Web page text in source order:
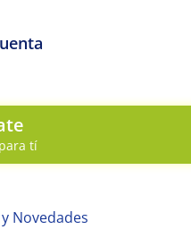
tí
Novedades